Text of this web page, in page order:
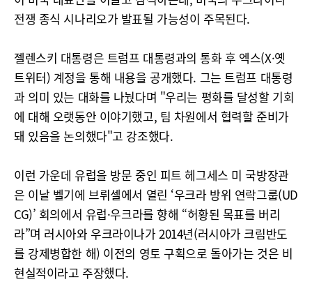
전쟁 종식 시나리오가 발표될 가능성이 주목된다.
젤렌스키 대통령은 트럼프 대통령과의 통화 후 엑스(X·옛
트위터) 계정을 통해 내용을 공개했다. 그는 트럼프 대통령
과 의미 있는 대화를 나눴다며 "우리는 평화를 달성할 기회
에 대해 오랫동안 이야기했고, 팀 차원에서 협력할 준비가
돼 있음을 논의했다"고 강조했다.
이런 가운데 유럽을 방문 중인 피트 헤그세스 미 국방장관
은 이날 벨기에 브뤼셀에서 열린 ‘우크라 방위 연락그룹(UD
CG)’ 회의에서 유럽·우크라를 향해 “허황된 목표를 버리
라”며 러시아와 우크라이나가 2014년(러시아가 크림반도
를 강제병합한 해) 이전의 영토 구획으로 돌아가는 것은 비
현실적이라고 주장했다.